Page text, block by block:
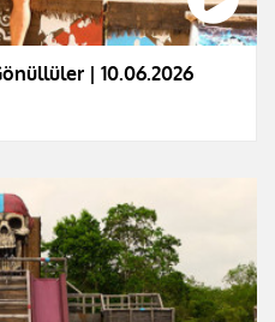
| 10.06.2026